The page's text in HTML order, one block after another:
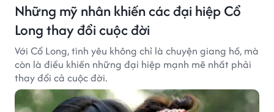
Những mỹ nhân khiến các đại hiệp Cổ
Long thay đổi cuộc đời
Với Cổ Long, tình yêu không chỉ là chuyện giang hồ, mà
còn là điều khiến những đại hiệp mạnh mẽ nhất phải
thay đổi cả cuộc đời.